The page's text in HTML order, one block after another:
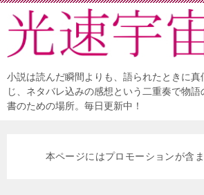
小説は読んだ瞬間よりも、語られたときに
じ、ネタバレ込みの感想という二重奏で物
書のための場所。毎日更新中！
本ページにはプロモーションが含ま